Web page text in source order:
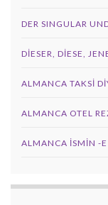
DER SINGULAR
DIESER, DIESE,
ALMANCA TAKSI
ALMANCA OTEL
ALMANCA İSMIN -